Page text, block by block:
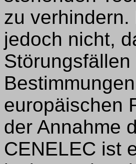
zu verhindern.
jedoch nicht,
europäischen
der Annahme
CENELEC ist